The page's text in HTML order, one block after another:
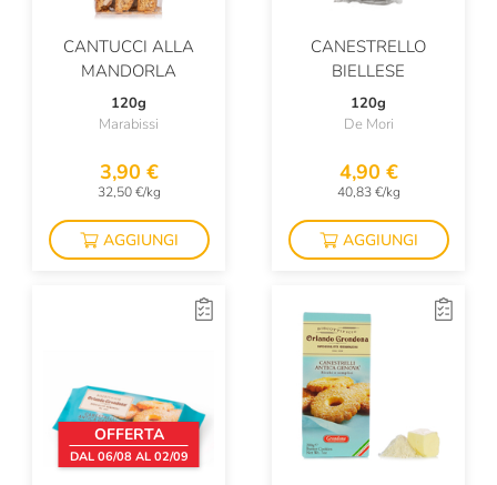
CANTUCCI ALLA
MANDORLA
120g
Marabissi
3,90 €
32,50 €/kg
AGGIUNGI
CANESTRELLO
BIELLESE
120g
De Mori
4,90 €
40,83 €/kg
AGGIUNGI
OFFERTA
DAL 06/08 AL 02/09